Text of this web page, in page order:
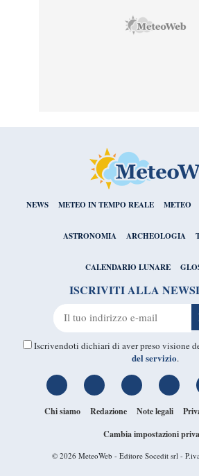
NEWS METEO IN TEMPO REALE METEO
ASTRONOMIA ARCHEOLOGIA
CALENDARIO LUNARE
ISCRIVITI ALLA
Iscrivendoti dichiari di aver preso visione
del servizio.
Chi siamo Redazione Note legali
Cambia impostazioni
© 2026 MeteoWeb - Editore Socedit srl -